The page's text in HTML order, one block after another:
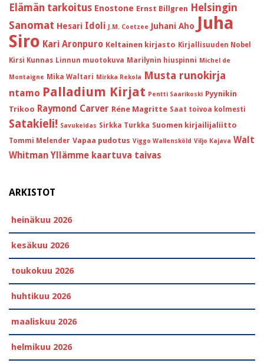
Elämän tarkoitus Enostone Ernst Billgren Helsingin
Sanomat Hesari Idoli J.M. Coetzee Juhani Aho Juha
Siro Kari Aronpuro Keltainen kirjasto Kirjallisuuden Nobel
Kirsi Kunnas Linnun muotokuva Marilynin hiuspinni Michel de
Montaigne Mika Waltari Mirkka Rekola Musta runokirja
ntamo Palladium Kirjat Pentti Saarikoski Pyynikin
Trikoo Raymond Carver Réne Magritte Saat toivoa kolmesti
Satakieli! Savukeidas Sirkka Turkka Suomen kirjailijaliitto
Tommi Melender Vapaa pudotus Viggo Wallensköld Viljo Kajava Walt
Whitman Yllämme kaartuva taivas
ARKISTOT
heinäkuu 2026
kesäkuu 2026
toukokuu 2026
huhtikuu 2026
maaliskuu 2026
helmikuu 2026